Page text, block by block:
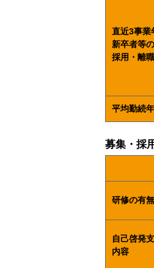
直近3事業
新卒者等の
採用・離
平均勤続
募集・採
研修の有
自己啓発
内容